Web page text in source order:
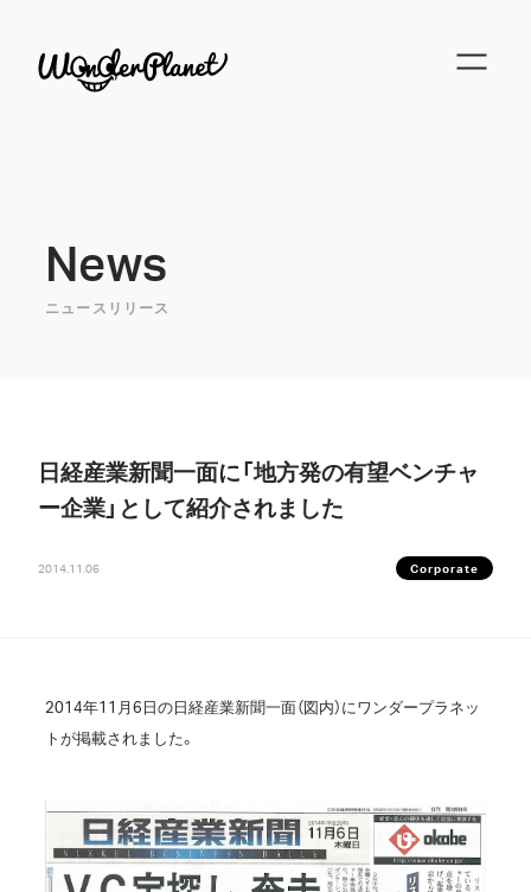
News
ニュースリリース
日経産業新聞一面に「地方発の有望ベンチャ
ー企業」として紹介されました
2014.11.06 Corporate
2014年11月6日の日経産業新聞一面（図内）にワンダープラネッ
トが掲載されました。